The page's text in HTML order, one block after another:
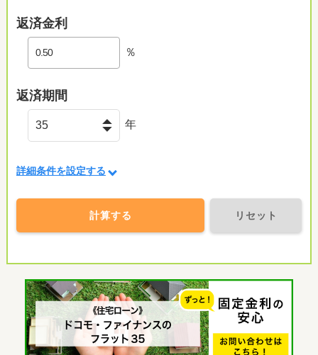
返済金利
％
返済期間
年
詳細条件を設定する
計算する リセット